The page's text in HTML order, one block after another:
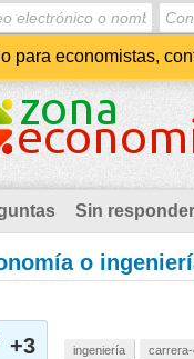
para economistas,
Sin responder
o
+3 ingeniería